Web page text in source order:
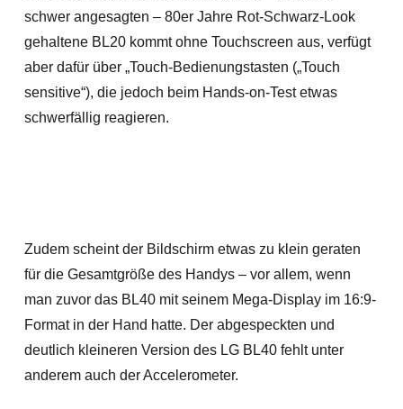
schwer angesagten – 80er Jahre Rot-Schwarz-Look
gehaltene BL20 kommt ohne Touchscreen aus, verfügt
aber dafür über „Touch-Bedienungstasten („Touch
sensitive“), die jedoch beim Hands-on-Test etwas
schwerfällig reagieren.
Zudem scheint der Bildschirm etwas zu klein geraten
für die Gesamtgröße des Handys – vor allem, wenn
man zuvor das BL40 mit seinem Mega-Display im 16:9-
Format in der Hand hatte. Der abgespeckten und
deutlich kleineren Version des LG BL40 fehlt unter
anderem auch der Accelerometer.